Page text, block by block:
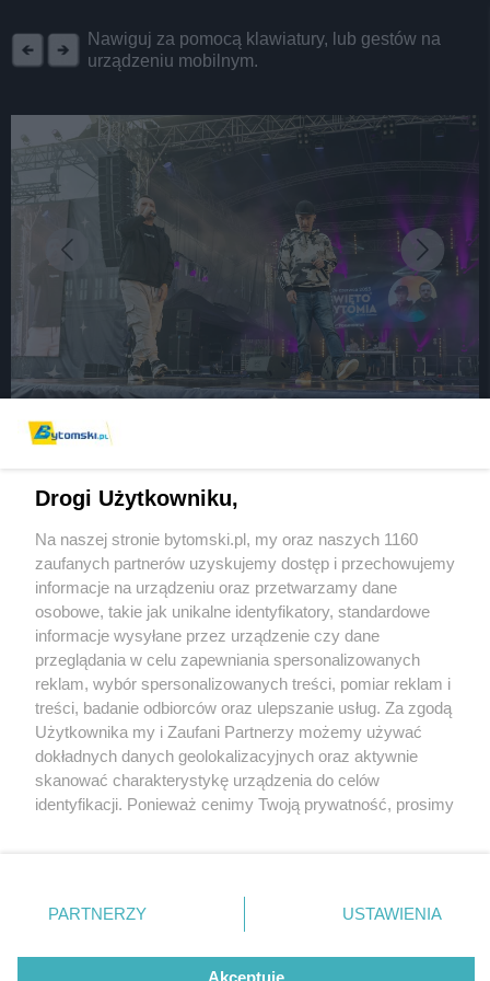
Nawiguj za pomocą klawiatury, lub gestów na
urządzeniu mobilnym.
był występ Agnieszki Chylińskiej
7 / 16
Święto Bytomia 2023
Pokahontaz
24 czerwca miasto Bytom obchodziło swoje święto. Z
tej okazji na placu Sobieskiego przed publicznością
wystąpiły gwiazdy wybrane przez samych bytomian
oraz laureaci przeglądu Bytom Live Music. W
Wydawca mediów lokalnych
Nie zapomnij
zapoznać się z:
polityką prywatności regulamin korzystania z portali
Twojemiasto
Piekary Śląskie
Chorzów
Tarnowskie Góry
Gliwice
Skontakuj sięz nami
Kontakt
Wydawca
Pogoda
Drogi Użytkowniku,
Na naszej stronie bytomski.pl, my oraz naszych 1160
zaufanych partnerów uzyskujemy dostęp i przechowujemy
informacje na urządzeniu oraz przetwarzamy dane
osobowe, takie jak unikalne identyfikatory, standardowe
informacje wysyłane przez urządzenie czy dane
przeglądania w celu zapewniania spersonalizowanych
reklam, wybór spersonalizowanych treści, pomiar reklam i
treści, badanie odbiorców oraz ulepszanie usług. Za zgodą
Użytkownika my i Zaufani Partnerzy możemy używać
dokładnych danych geolokalizacyjnych oraz aktywnie
skanować charakterystykę urządzenia do celów
identyfikacji. Ponieważ cenimy Twoją prywatność, prosimy
prywatności znajdujący się w lewym dolnym rogu strony
. Niektóre rodzaje przetwarzania danych nie wymagają
zgody użytkownika, ale masz prawo sprzeciwić się
takiemu przetwarzaniu. Preferencje będą miały
PARTNERZY USTAWIENIA
Akceptuję